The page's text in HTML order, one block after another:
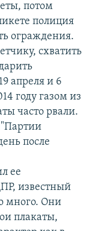
потом
полиция
ограждения.
схватить
апреля и 6
году газом из
часто рвали.
после
ее
известный
много. Они
плакаты,